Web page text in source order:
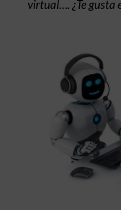
virtual…. ¿Te gusta